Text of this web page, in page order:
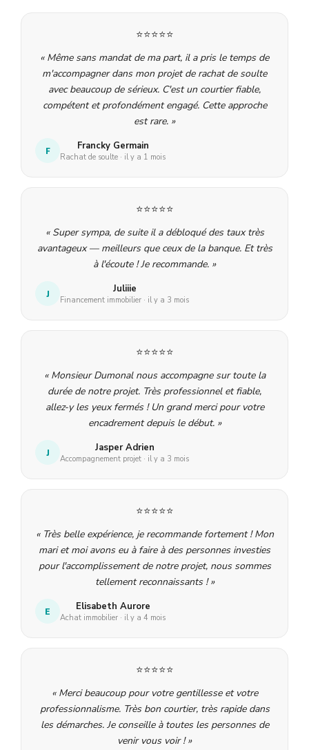
⭐⭐⭐⭐⭐
« Même sans mandat de ma part, il a pris le temps de
m'accompagner dans mon projet de rachat de soulte
avec beaucoup de sérieux. C'est un courtier fiable,
compétent et profondément engagé. Cette approche
est rare. »
F Francky Germain
Rachat de soulte · il y a 1 mois
⭐⭐⭐⭐⭐
« Super sympa, de suite il a débloqué des taux très
avantageux — meilleurs que ceux de la banque. Et très
à l'écoute ! Je recommande. »
J Juliiie
Financement immobilier · il y a 3 mois
⭐⭐⭐⭐⭐
« Monsieur Dumonal nous accompagne sur toute la
durée de notre projet. Très professionnel et fiable,
allez-y les yeux fermés ! Un grand merci pour votre
encadrement depuis le début. »
J Jasper Adrien
Accompagnement projet · il y a 3 mois
⭐⭐⭐⭐⭐
« Très belle expérience, je recommande fortement ! Mon
mari et moi avons eu à faire à des personnes investies
pour l'accomplissement de notre projet, nous sommes
tellement reconnaissants ! »
E Elisabeth Aurore
Achat immobilier · il y a 4 mois
⭐⭐⭐⭐⭐
« Merci beaucoup pour votre gentillesse et votre
professionnalisme. Très bon courtier, très rapide dans
les démarches. Je conseille à toutes les personnes de
venir vous voir ! »